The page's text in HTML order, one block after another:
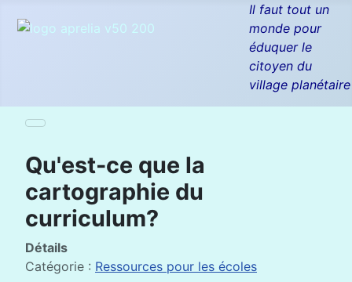
Il faut tout un
monde pour
éduquer le
citoyen du
village planétaire
Qu'est-ce que la
cartographie du
curriculum?
Détails
Catégorie : Ressources pour les écoles